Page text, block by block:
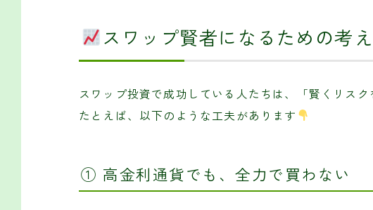
スワップ賢者になるための考
スワップ投資で成功している人たちは、「賢くリス
たとえば、以下のような工夫があります
① 高金利通貨でも、全力で買わない